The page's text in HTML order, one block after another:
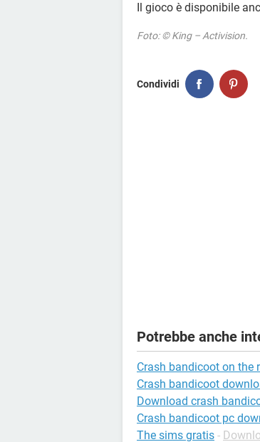
Il gioco è disponibile
Foto: © King – Activision.
Condividi
Potrebbe anche
Crash bandicoot on the
Crash bandicoot
Download crash
Crash bandicoot pc
The sims gratis -